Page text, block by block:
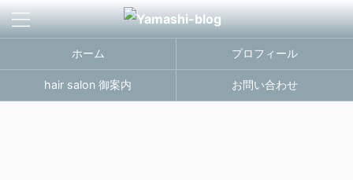
ホーム プロフィール
hair salon 御案内 お問い合わせ